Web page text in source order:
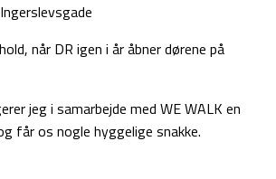
når DR igen i år åbner dørene på
jeg i samarbejde med WE WALK en
får os nogle hyggelige snakke.